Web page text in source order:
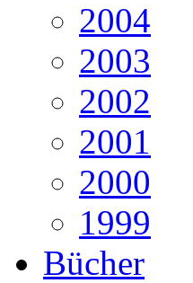
2004
2003
2002
2001
2000
1999
Bücher